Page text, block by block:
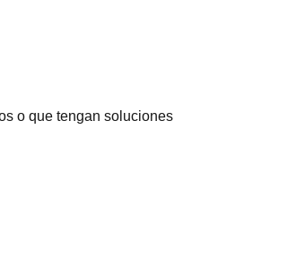
o que tengan soluciones